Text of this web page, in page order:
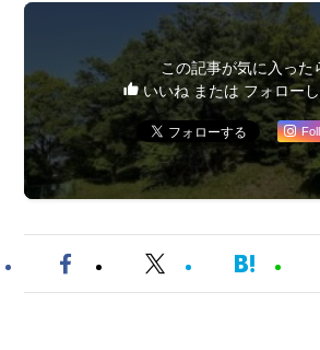
この記事が気に入った
いいね または フォロー